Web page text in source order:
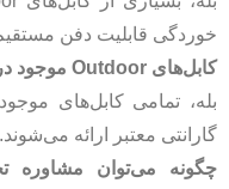
خوردگی قابلیت دفن مستقیم
کابل‌های Outdoor موجود در پاناتل‌کو گارانتی دارند؟
بله، تمامی کابل‌های
گارانتی معتبر ارائه می‌شوند.